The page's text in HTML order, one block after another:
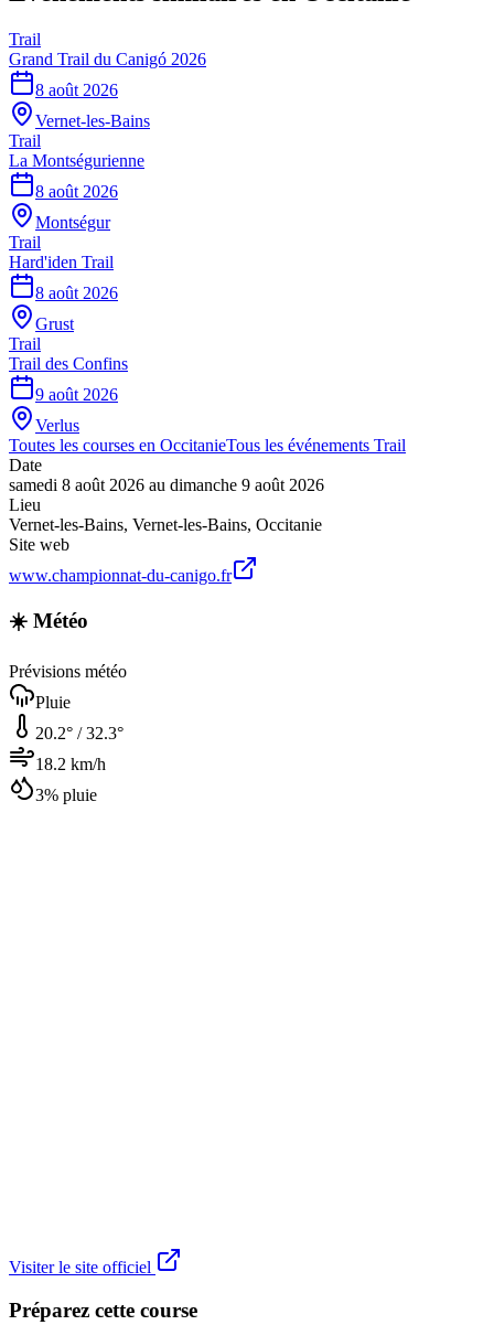
Trail
Grand Trail du Canigó 2026
8 août 2026
Vernet-les-Bains
Trail
La Montségurienne
8 août 2026
Montségur
Trail
Hard'iden Trail
8 août 2026
Grust
Trail
Trail des Confins
9 août 2026
Verlus
Toutes les courses en OccitanieTous les événements Trail
Date
samedi 8 août 2026 au dimanche 9 août 2026
Lieu
Vernet-les-Bains, Vernet-les-Bains, Occitanie
Site web
www.championnat-du-canigo.fr
☀️ Météo
Prévisions météo
Pluie
20.2° /32.3°
18.2 km/h
3% pluie
Visiter le site officiel
Préparez cette course